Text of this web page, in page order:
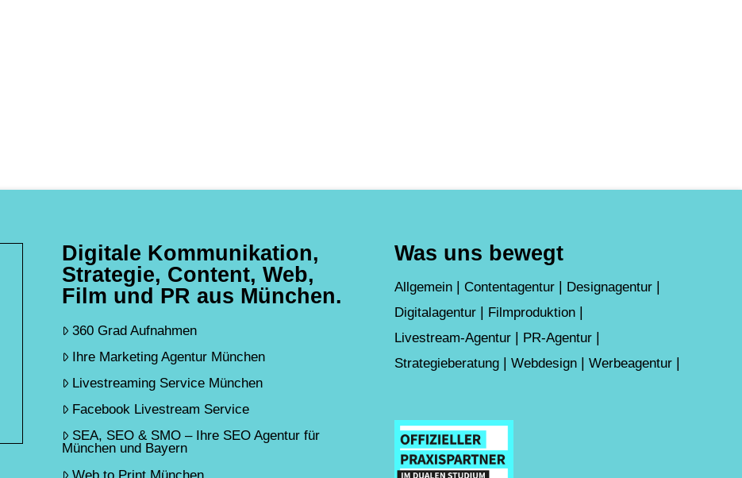
Digitale Kommunikation,
Strategie, Content, Web,
Film und PR aus München.
360 Grad Aufnahmen
Ihre Marketing Agentur München
Livestreaming Service München
Facebook Livestream Service
SEA, SEO & SMO – Ihre SEO Agentur für
München und Bayern
Web to Print München
Was uns bewegt
Allgemein Contentagentur
Designagentur
Digitalagentur
Filmproduktion
Livestream-Agentur
PR-Agentur
Strategieberatung
Webdesign Werbeagentur